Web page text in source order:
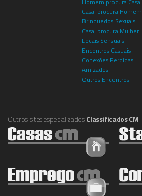
Casal procura Homem
Brinquedos Sexuais
Casal procura Mulher
Locais Sensuais
Encontros Casuais
Conexões Perdidas
Amizades
Outros Encontros
Outros sites especializadosClassificados CM